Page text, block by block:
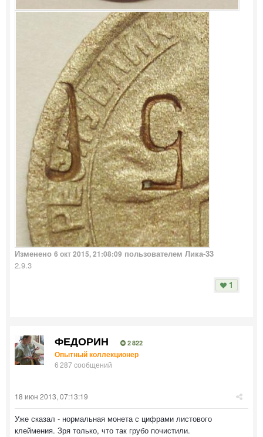
Изменено 6 окт 2015, 21:08:09 пользователем Лика-33
2.9.3
1
ФЕДОРИН 2 822
Опытный коллекционер
6 287 сообщений
18 июн 2013, 07:13:19
Уже сказал - нормальная монета с цифрами листового
клеймения. Зря только, что так грубо почистили.